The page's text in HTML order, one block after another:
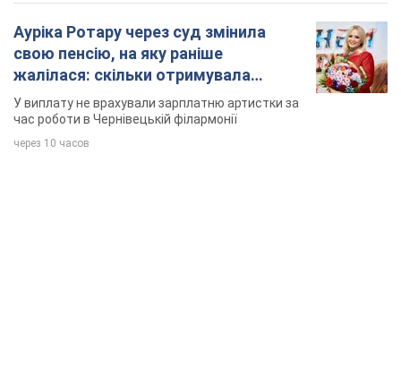
Ауріка Ротару через суд змінила
свою пенсію, на яку раніше
жалілася: скільки отримувала
співачка
У виплату не врахували зарплатню артистки за
час роботи в Чернівецькій філармонії
через 10 часов